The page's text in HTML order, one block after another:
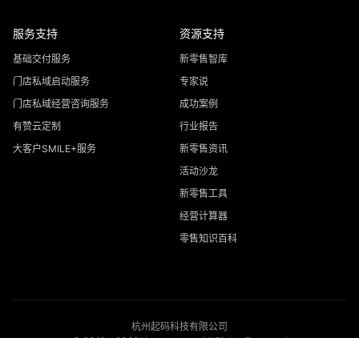
服务支持
基础交付服务
门店私域启动服务
门店私域经营咨询服务
有赞云定制
大客户SMILE+服务
资源支持
新零售智库
专家说
成功案例
行业报告
新零售资讯
活动沙龙
新零售工具
经营计算器
零售知识百科
杭州起码科技有限公司